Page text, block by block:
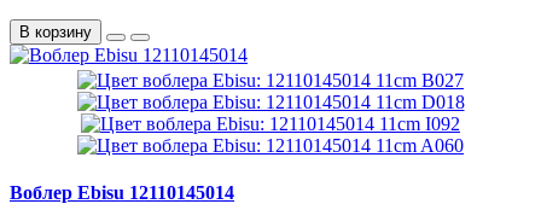
В корзину
Воблер Ebisu 12110145014